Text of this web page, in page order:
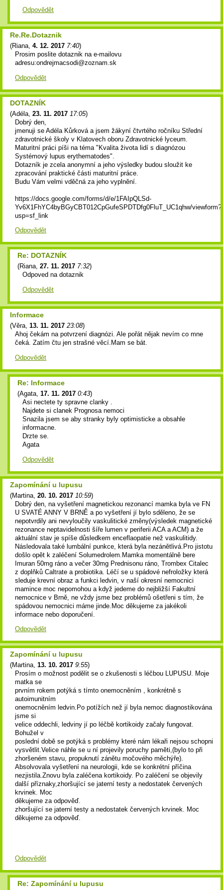
Odpovědět
Re.Re.Dotaznik
(Riana 4. 12. 2017 7:40)
Prosim poslite dotaznik na e-mailovu
adresu:ondrejmacsodi@zoznam.sk
Odpovědět
DOTAZNÍK
(Adéla 23. 11. 2017 17:05)
Dobrý den,
jmenuji se Adéla Kůrková a jsem žákyní čtvrtého ročníku Střední
zdravotnické školy v Klatovech oboru Zdravotnické lyceum.
Maturitní práci píši na téma "Kvalita života lidí s diagnózou
Systémový lupus erythematodes".
Dotazník je zcela anonymní a jeho výsledky budou sloužit ke
zpracování praktické části maturitní práce.
Budu Vám velmi vděčná za jeho vyplnění.
https://docs.google.com/forms/d/e/1FAIpQLSd-
Yv6X1FhYC4byBGyCBT012CpGufeSPDTDfg0FluT_UC1qhw/viewform?
usp=sf_link
Odpovědět
Re: DOTAZNÍK
(Riana, 27. 11. 2017 7:32)
Odpoved na dotaznik
Odpovědět
Informace
(Věra, 13. 11. 2017 23:08)
Ahoj čekám na potvrzení diagnózi. Ale pořát nějak nevím co mne
čeká. Zatím čtu jen strašné věcí.Mam se bát.
Odpovědět
Re: Informace
(Agata 17. 11. 2017 0:43)
Asi nectete ty spravne clanky .
Najdete si clanek Prognosa nemoci
Snazila jsem se aby stranky byly optimisticke a obsahle
informacne.
Drzte se.
Agata
Odpovědět
Zapomínání u lupusu
(Martina 20. 10. 2017 10:59)
Dobrý den, na vyšetření magnetickou rezonancí mamka byla ve FN
U SVATÉ ANNY V BRNĚ a po vyšetření jí bylo sděleno, že se
nepotvrdily ani nevyloučily vaskulitické změny(výsledek magnetické
rezonance neptavidelnosti šíře lumen v periferii ACA a ACM) a že
aktuální stav je spíše důsledkem enceflaopatie než vaskulitidy.
Následovala také lumbální punkce, která byla nezánětlivá.Pro jistotu
došlo opět k zaléčení Solumedrolem.Mamka momentálně bere
Imuran 50mg ráno a večer 30mg Prednisonu ráno, Trombex Citalec
z doplňků Caltrate a probiotika. Léčí se u spádové nefroložky která
sleduje krevní obraz a funkci ledvin, v naší okresní nemocnici
mamince moc nepomohou a když jedeme do nejbližší Fakultní
nemocnice v Brně, ne vždy jsme bez problémů ošetřeni s tím, že
spádovou nemocnici máme jinde.Moc děkujeme za jakékoli
informace nebo doporučení.
Odpovědět
Zapomínání u lupusu
(Martina, 13. 10. 2017 9:55)
Prosím o možnost podělit se o zkušenosti s léčbou LUPUSU. Moje
matka se
prvním rokem potýká s tímto onemocněním , konkrétně s
autoimunitním
onemocněním ledvin.Po potížích než jí byla nemoc diagnostikována
jsme si
velice oddechli, ledviny jí po léčbě kortikoidy začaly fungovat.
Bohužel v
poslední době se potýká s problémy které nám lékaři nejsou schopni
vysvětlit.Velice náhle se u ní projevily poruchy paměti,(bylo to při
zhoršeném stavu, propuknutí zánětu močového měchýře).
Absolvovala vyšetření na neurologii, kde se konkrétní příčina
nezjistila.Znovu byla zaléčena kortikoidy. Po zaléčení se objevily
další příznaky,zhoršující se jaterní testy a nedostatek červených
krvinek. Moc
děkujeme za odpověď.
zhoršující se jaterní testy a nedostatek červených krvinek. Moc
děkujeme za odpověď.
Odpovědět
Re: Zapomínání u lupusu